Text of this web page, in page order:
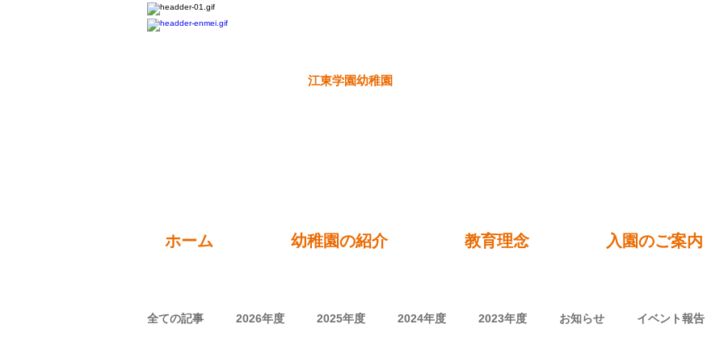
江東学園幼稚園
ホーム 幼稚園の紹介 教育理念 入園のご案内
全ての記事 2026年度 2025年度 2024年度 2023年度 お知らせ イベント報告